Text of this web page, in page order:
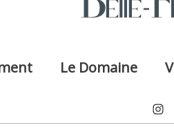
Le Domaine